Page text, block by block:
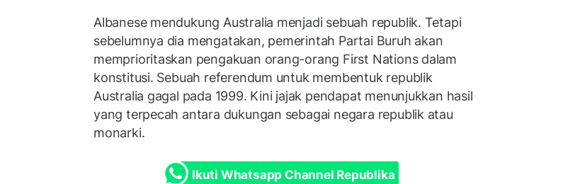
Albanese mendukung Australia menjadi sebuah republik. Tetapi
sebelumnya dia mengatakan, pemerintah Partai Buruh akan
memprioritaskan pengakuan orang-orang First Nations dalam
konstitusi. Sebuah referendum untuk membentuk republik
Australia gagal pada 1999. Kini jajak pendapat menunjukkan hasil
yang terpecah antara dukungan sebagai negara republik atau
monarki.
Ikuti Whatsapp Channel Republika